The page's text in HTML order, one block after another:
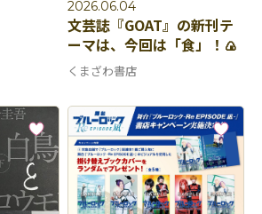
2026.06.04
文芸誌『GOAT』の新刊テ
ーマは、今回は「食」！🍙
くまざわ書店